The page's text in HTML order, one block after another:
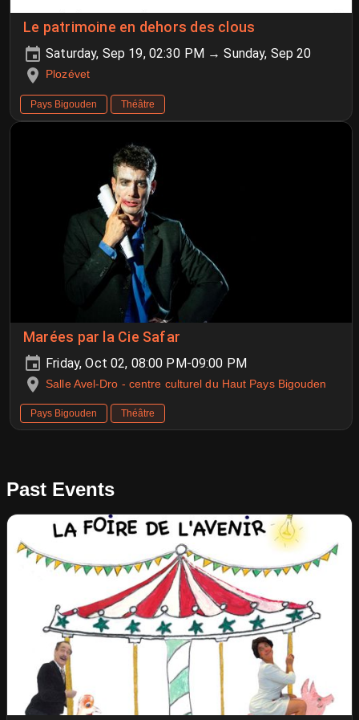
Le patrimoine en dehors des clous
Saturday, Sep 19, 02:30 PM → Sunday, Sep 20
Plozévet
Pays Bigouden Théâtre
Marées par la Cie Safar
Friday, Oct 02, 08:00 PM-09:00 PM
Salle Avel-Dro - centre culturel du Haut Pays Bigouden
Pays Bigouden Théâtre
Past Events